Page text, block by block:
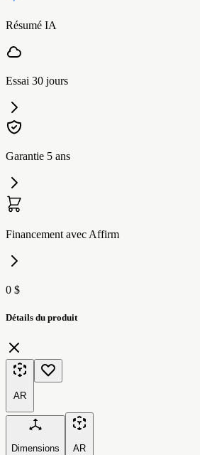
Résumé IA
Essai 30 jours
Garantie 5 ans
Financement avec Affirm
0 $
Détails du produit
AR
Dimensions AR